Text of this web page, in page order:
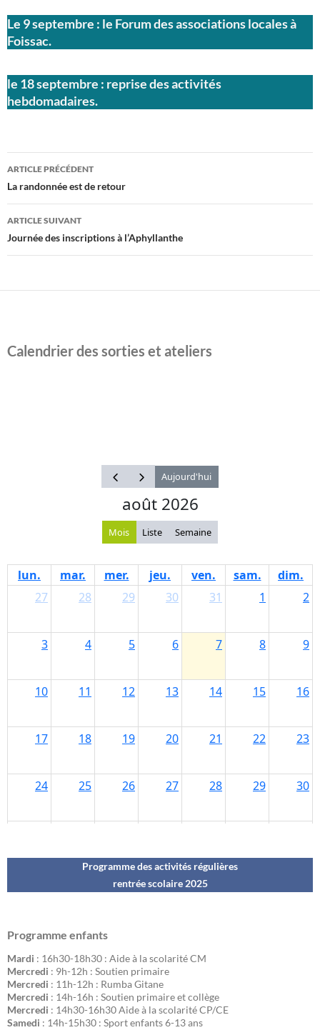
Le 9 septembre : le Forum des associations locales à
Foissac.
le 18 septembre : reprise des activités
hebdomadaires.
Navigation
des
articles
ARTICLE PRÉCÉDENT
La randonnée est de retour
ARTICLE SUIVANT
Journée des inscriptions à l’Aphyllanthe
Calendrier des sorties et ateliers
Programme des activités régulières
rentrée scolaire 2025
Programme enfants
Mardi : 16h30-18h30 : Aide à la scolarité CM
Mercredi : 9h-12h : Soutien primaire
Mercredi : 11h-12h : Rumba Gitane
Mercredi : 14h-16h : Soutien primaire et collège
Mercredi : 14h30-16h30 Aide à la scolarité CP/CE
Samedi : 14h-15h30 : Sport enfants 6-13 ans